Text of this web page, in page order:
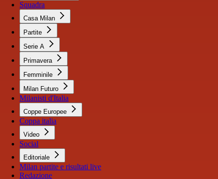
Squadra
Casa Milan
Partite
Serie A
Primavera
Femminile
Milan Futuro
Milanisti d'Italia
Coppe Europee
Coppa italia
Video
Social
Editoriale
Milan partite e risultati live
Redazione